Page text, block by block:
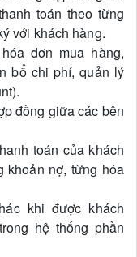
toán theo từng
với khách hàng.
đơn mua hàng,
bổ chi phí, quản lý
đồng giữa các bên
toán của khách
khoản nợ, từng hóa
khi được khách
hệ thống phần